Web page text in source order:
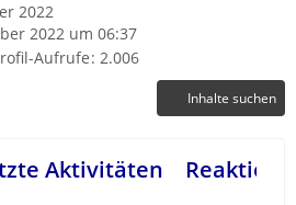
2022
2022 um 06:37
Aufrufe 2.006
Inhalte suchen
Aktivitäten